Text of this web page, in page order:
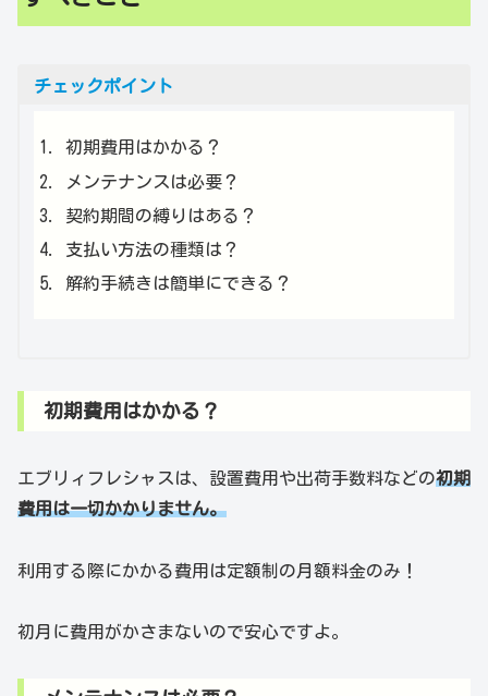
チェックポイント
初期費用はかかる？
メンテナンスは必要？
契約期間の縛りはある？
支払い方法の種類は？
解約手続きは簡単にできる？
初期費用はかかる？
エブリィフレシャスは、設置費用や出荷手数料などの初期
費用は一切かかりません。
利用する際にかかる費用は定額制の月額料金のみ！
初月に費用がかさまないので安心ですよ。